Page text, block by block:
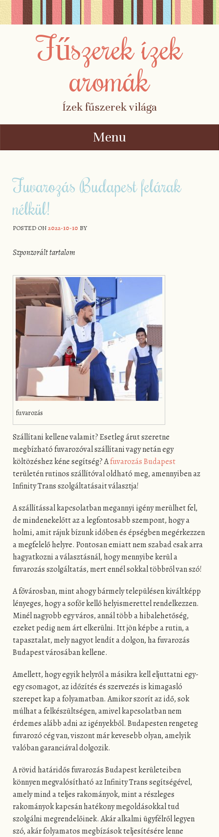
Fűszerek ízek
aromák
Ízek fűszerek világa
Menu
Fuvarozás Budapest felárak
nélkül!
POSTED ON2022-10-10 BY
Szponzorált tartalom
fuvarozás
Szállítani kellene valamit? Esetleg árut szeretne
megbízható fuvarozóval szállítani vagy netán egy
költözéshez kéne segítség? Afuvarozás Budapest
területén rutinos szállítóval oldható meg, amennyiben az
Infinity Trans szolgáltatásait választja!
A szállítással kapcsolatban megannyi igény merülhet fel,
de mindenekelőtt az a legfontosabb szempont, hogy a
holmi, amit rájuk bízunk időben és épségben megérkezzen
a megfelelő helyre. Pontosan emiatt nem szabad csak arra
hagyatkozni a választásnál, hogy mennyibe kerül a
fuvarozás szolgáltatás, mert ennél sokkal többről van szó!
A fővárosban, mint ahogy bármely településen kiváltképp
lényeges, hogy a sofőr kellő helyismerettel rendelkezzen.
Minél nagyobb egy város, annál több a hibalehetőség,
ezeket pedig nem árt elkerülni. Itt jön képbe a rutin, a
tapasztalat, mely nagyot lendít a dolgon, ha fuvarozás
Budapest városában kellene.
Amellett, hogy egyik helyről a másikra kell eljuttatni egy-
egy csomagot, az időzítés és szervezés is kimagasló
szerepet kap a folyamatban. Amikor szorít az idő, sok
múlhat a felkészültségen, amivel kapcsolatban nem
érdemes alább adni az igényekből. Budapesten rengeteg
fuvarozó cég van, viszont már kevesebb olyan, amelyik
valóban garanciával dolgozik.
A rövid határidős fuvarozás Budapest kerületeiben
könnyen megvalósítható az Infinity Trans segítségével,
amely mind a teljes rakományok, mint a részleges
rakományok kapcsán hatékony megoldásokkal tud
szolgálni megrendelőinek. Akár alkalmi ügyfélről legyen
szó, akár folyamatos megbízások teljesítésére lenne